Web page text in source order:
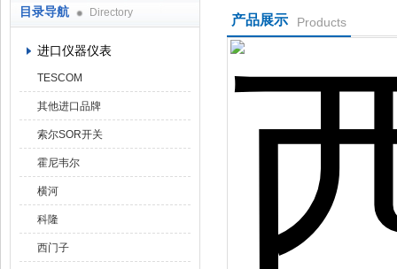
目录导航 Directory
进口仪器仪表
TESCOM
其他进口品牌
索尔SOR开关
霍尼韦尔
横河
科隆
西门子
产品展示 Products